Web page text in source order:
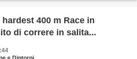
400 m Race in
di correre in salita...